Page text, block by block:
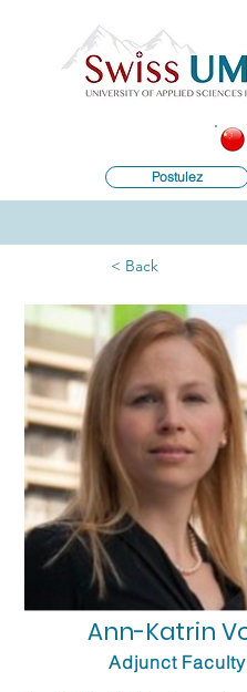
Postulez
< Back
Ann-Katrin
Adjunct Faculty